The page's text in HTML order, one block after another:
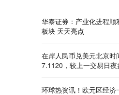
华泰证券：产业化进程
板块 天天亮点
在岸人民币兑美元北京时
7.1120，较上一交易日
环球热资讯！欧元区经济